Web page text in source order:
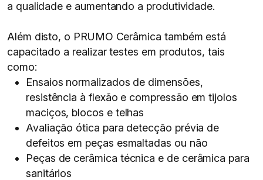
a qualidade e aumentando a produtividade.
Além disto, o PRUMO Cerâmica também está
capacitado a realizar testes em produtos, tais
como:
Ensaios normalizados de dimensões,
resistência à flexão e compressão em tijolos
maciços, blocos e telhas
Avaliação ótica para detecção prévia de
defeitos em peças esmaltadas ou não
Peças de cerâmica técnica e de cerâmica para
sanitários